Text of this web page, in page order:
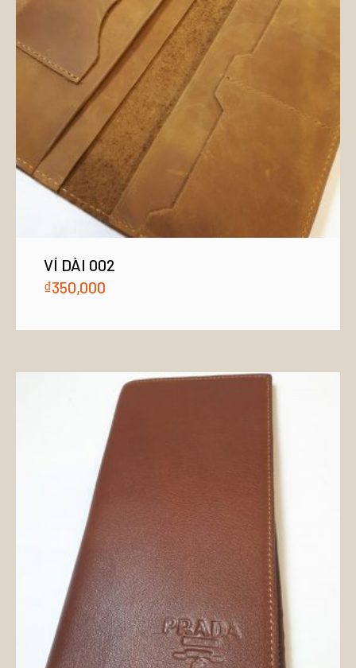
VÍ DÀI 002
₫350,000